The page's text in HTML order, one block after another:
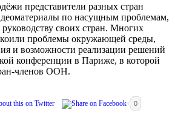
представители разных стран
по насущным проблемам,
своих стран. Многих
проблемы окружающей среды,
и возможности реализации решений
конференции в Париже, в которой
членов ООН.
0